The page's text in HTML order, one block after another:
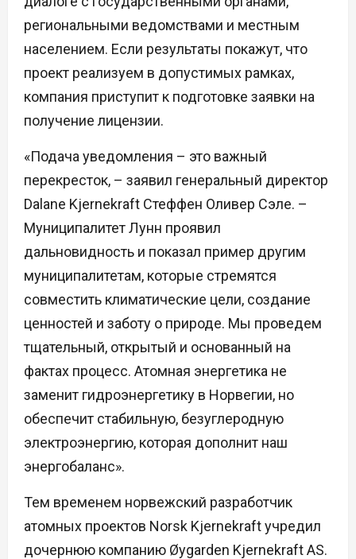
региональными ведомствами и местным
населением. Если результаты покажут, что
проект реализуем в допустимых рамках,
компания приступит к подготовке заявки на
получение лицензии.
«Подача уведомления – это важный
перекресток, – заявил генеральный директор
Dalane Kjernekraft Стеффен Оливер Сэле. –
Муниципалитет Лунн проявил
дальновидность и показал пример другим
муниципалитетам, которые стремятся
совместить климатические цели, создание
ценностей и заботу о природе. Мы проведем
тщательный, открытый и основанный на
фактах процесс. Атомная энергетика не
заменит гидроэнергетику в Норвегии, но
обеспечит стабильную, безуглеродную
электроэнергию, которая дополнит наш
энергобаланс».
Тем временем норвежский разработчик
атомных проектов Norsk Kjernekraft учредил
дочернюю компанию Øygarden Kjernekraft AS.